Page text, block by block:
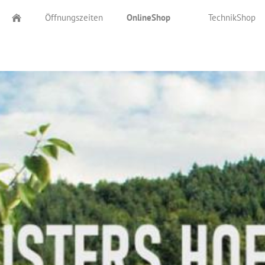
Öffnungszeiten OnlineShop TechnikShop